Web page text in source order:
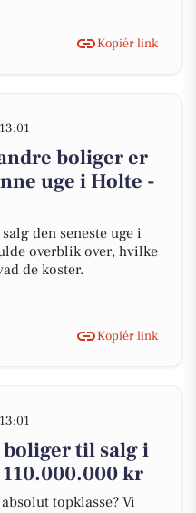
Kopiér link
boliger er
uge i Holte -
den seneste uge i
overblik over, hvilke
de koster.
Kopiér link
boliger til salg i
kr
topklasse? Vi